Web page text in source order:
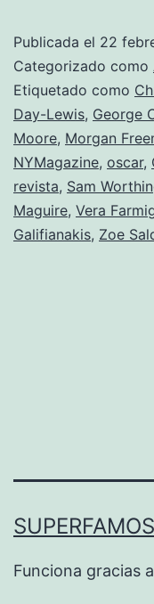
Publicada el 22
Categorizado como
Etiquetado como
Day-Lewis, George
Moore, Morgan
NYMagazine, oscar,
revista, Sam
Maguire, Vera
Galifianakis, Zoe
Funciona gracias a